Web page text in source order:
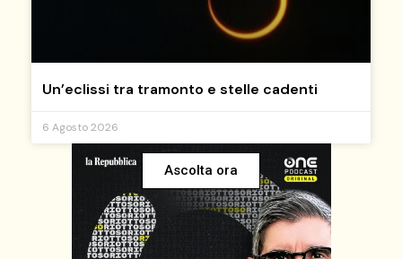
Un’eclissi tra tramonto e stelle cadenti
6 Agosto 2026
Ascolta ora